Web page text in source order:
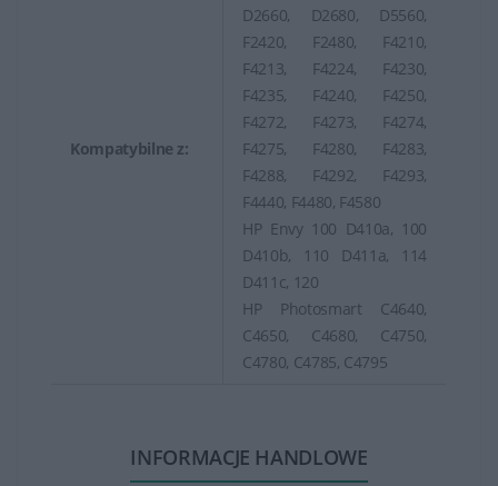
Kompatybilne z:
D2660, D2680, D5560,
F2420, F2480, F4210,
F4213, F4224, F4230,
F4235, F4240, F4250,
F4272, F4273, F4274,
F4275, F4280, F4283,
F4288, F4292, F4293,
F4440, F4480, F4580
HP Envy 100 D410a, 100
D410b, 110 D411a, 114
D411c, 120
HP Photosmart C4640,
C4650, C4680, C4750,
C4780, C4785, C4795
INFORMACJE HANDLOWE